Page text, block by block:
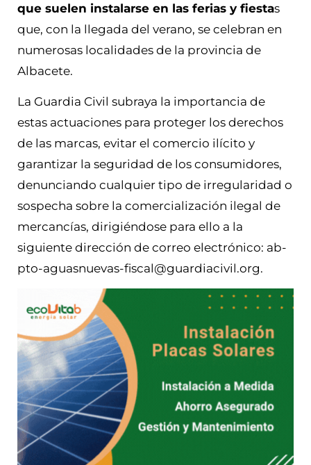
que suelen instalarse en las ferias y fiestas
que, con la llegada del verano, se celebran en
numerosas localidades de la provincia de
Albacete.
La Guardia Civil subraya la importancia de
estas actuaciones para proteger los derechos
de las marcas, evitar el comercio ilícito y
garantizar la seguridad de los consumidores,
denunciando cualquier tipo de irregularidad o
sospecha sobre la comercialización ilegal de
mercancías, dirigiéndose para ello a la
siguiente dirección de correo electrónico: ab-
pto-aguasnuevas-fiscal@guardiacivil.org.